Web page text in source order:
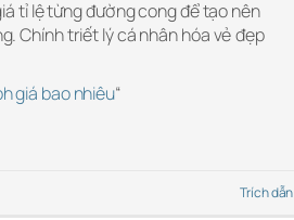
tỉ lệ từng đường cong để tạo nên
Chính triết lý cá nhân hóa vẻ đẹp
giá bao nhiêu“
Trích dẫn